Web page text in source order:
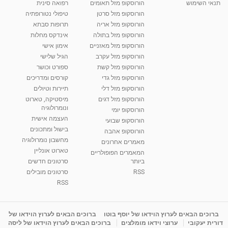
10:17
קרין גורן - העוגה המתגלצ’ת ללא קמח
38.5k צפיות
01:37
יוסי שר - מתמחה בשיטת אלכסנדר וטאי צ'י
2,734 צפיות
01:46
רנה רז-גילו -טיפול אנרגטי ויעוץ רוחני - נומרולוגית
2,310 צפיות
05:37
סודות בתאריך הלידה, משמעות חודש הלידה -
ינואר זינה ליבשיץ נומרולוגית
ליסה גרוסמן - המרכז לאימון התנהגותי - קשב
מדיטציה בדמיון מודרך - היכרות עם האני הפנימי
מאת admin 11 שנים 3,644 צפיות
תנאי השימוש
הורוסקופ מזל תאומים
הורוסקופ מזל סרטן
הורוסקופ מזל אריה
הורוסקופ מזל בתולה
הורוסקופ מזל מאזניים
הורוסקופ מזל עקרב
הורוסקופ מזל קשת
הורוסקופ מזל גדי
הורוסקופ מזל דלי
הורוסקופ מזל דגים
הורוסקופ יומי
הורוסקופ שבועי
הורוסקופ אהבה
מאמרים אחרונים
המאמרים הפופולריים
ביותר
RSS
רפואה סינית
טיפולי נטורופתיה
תרופות סבתא
אינדקס מחלות
אימון אישי
הגיל שלישי
ספורט וכושר
קורסים ומדריכים
תיירות וטיולים
מיסטיקה, טארוט
ונומרולוגיה
העצמה אישית
בישול ומתכונים
מחשבון נומרולוגיה
טארוט אונליין
סרטונים חדשים
סרטונים מובילים
RSS
ברוכים הבאים לערוץ הוידאו של יוסף בוטו
ברוכים הבאים לערוץ הוידאו של
דורית יעקובי
ערוצי וידאו מומלצים
ברוכים הבאים לערוץ הוידאו של ליסה